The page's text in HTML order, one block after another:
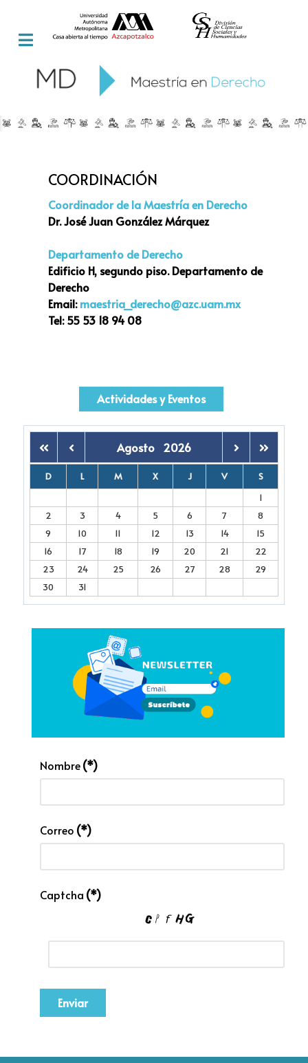
COORDINACIÓN
Coordinador de la Maestría en Derecho
Dr. José Juan González Márquez
Departamento de Derecho
Edificio H, segundo piso. Departamento de
Derecho
Email:maestria_derecho@azc.uam.mx
Tel:55 53 18 94 08
Actividades y Eventos
Agosto 2026
D L M X J V
S
1
2
3 4 5 6 7
8
9
10 11 12 13 14
15
16
17 18 19 20 21
22
23
24 25 26 27 28
29
30
31
Nombre(*)
Correo (*)
Captcha (*)
Enviar